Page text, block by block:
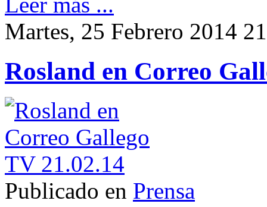
Martes, 25 Febrero 2014
Rosland en Correo
Publicado en Prensa